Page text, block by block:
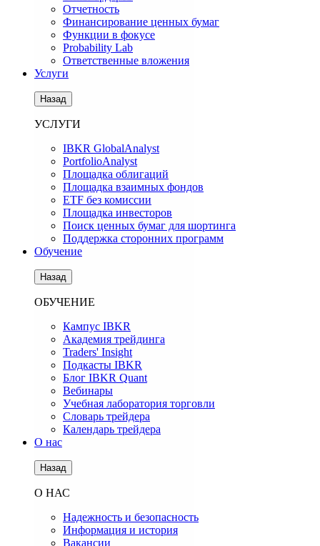
Отчетность
Финансирование ценных бумаг
Функции в фокусе
Probability Lab
Ответственные вложения
Услуги
Назад
УСЛУГИ
IBKR GlobalAnalyst
PortfolioAnalyst
Площадка облигаций
Площадка взаимных фондов
ETF без комиссии
Площадка инвесторов
Поиск ценных бумаг для шортинга
Поддержка сторонних программ
Обучение
Назад
ОБУЧЕНИЕ
Кампус IBKR
Академия трейдинга
Traders' Insight
Подкасты IBKR
Блог IBKR Quant
Вебинары
Учебная лаборатория торговли
Словарь трейдера
Календарь трейдера
О нас
Назад
О НАС
Надежность и безопасность
Информация и история
Вакансии